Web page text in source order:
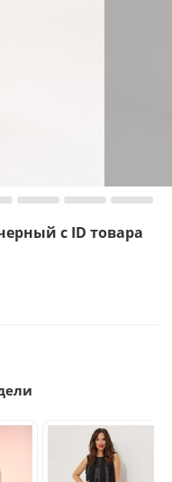
с ID товара